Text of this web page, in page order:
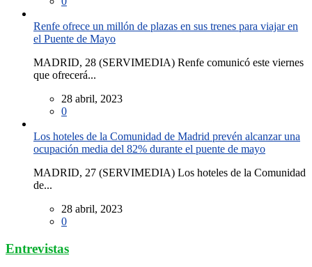
Renfe ofrece un millón de plazas en sus trenes para viajar en
el Puente de Mayo
MADRID, 28 (SERVIMEDIA) Renfe comunicó este viernes
que ofrecerá...
28 abril, 2023
0
Los hoteles de la Comunidad de Madrid prevén alcanzar una
ocupación media del 82% durante el puente de mayo
MADRID, 27 (SERVIMEDIA) Los hoteles de la Comunidad
de...
28 abril, 2023
0
Entrevistas